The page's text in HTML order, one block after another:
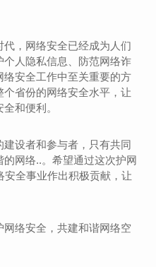
，网络安全已经成为人们
人隐私信息、防范网络诈
安全工作中至关重要的方
省份的网络安全水平，让
和便利。
设者和参与者，只有共同
网络..。希望通过这次护网
安全事业作出积极贡献，让
络安全，共建和谐网络空